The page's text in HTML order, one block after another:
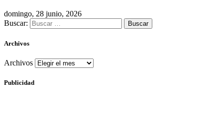
domingo, 28 junio, 2026
Buscar:
Archivos
Archivos
Publicidad